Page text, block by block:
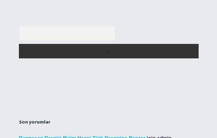
Son yorumlar